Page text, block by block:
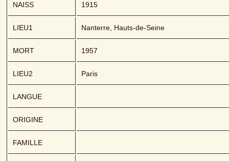
NAISS 1915
LIEU1 Nanterre, Hauts-de-Seine
MORT 1957
LIEU2 Paris
LANGUE
ORIGINE
FAMILLE